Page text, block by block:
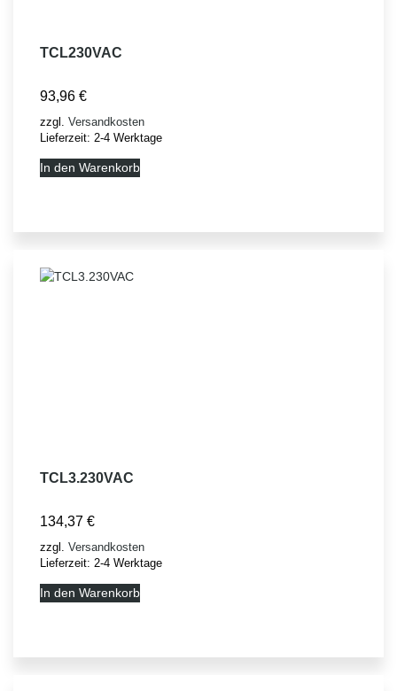
TCL230VAC
93,96 €
zzgl. Versandkosten
Lieferzeit: 2-4 Werktage
In den Warenkorb
TCL3.230VAC
134,37 €
zzgl. Versandkosten
Lieferzeit: 2-4 Werktage
In den Warenkorb